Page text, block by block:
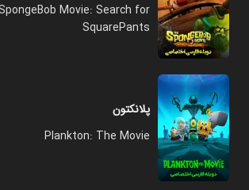
Movie: Search for
SquarePants
پلانکتون
Plankton: The Movie